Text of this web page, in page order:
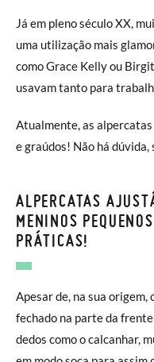
Já em pleno século XX,
uma utilização mais
como Grace Kelly ou
usavam tanto para
Atualmente, as
e graúdos! Não há dúvida,
ALPERCATAS
MENINOS
PRÁTICAS!
Apesar de, na sua origem,
fechado na parte da
dedos como o calcanhar,